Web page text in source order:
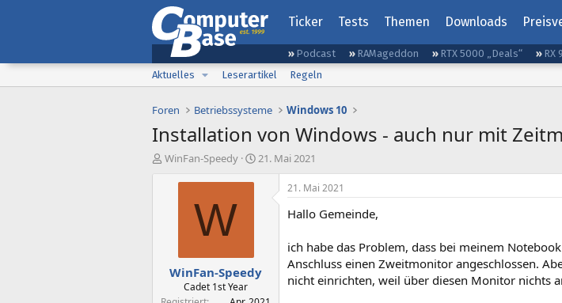
Ticker Tests Themen Downloads
Podcast RAMageddon RTX 5000 „Deals“ RX
Aktuelles
Leserartikel Regeln
Foren Betriebssysteme Windows 10
Installation von Windows - auch nur mit
E
WinFan-Speedy
E
a
21. Mai 2021
W
WinFan-Speedy
Cadet 1st Year
21. Mai 2021
Hallo Gemeinde,
ich habe das Problem, dass bei meinem
Anschluss einen Zweitmonitor angeschlossen.
nicht einrichten, weil über diesen Monitor nichts